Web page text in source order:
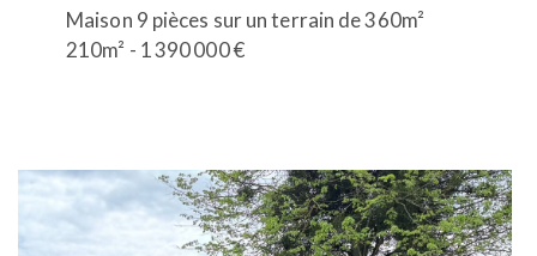
Maison 9 pièces sur un terrain de 360m²
210m² - 1 390 000 €